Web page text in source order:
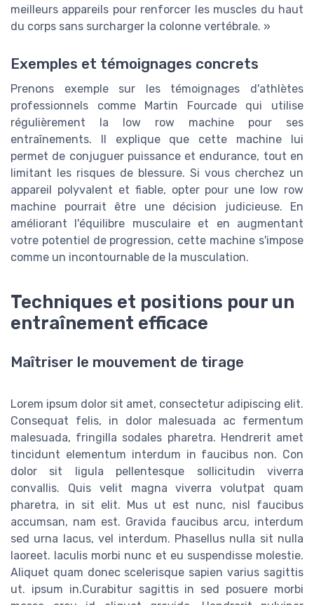
meilleurs appareils pour renforcer les muscles du haut
du corps sans surcharger la colonne vertébrale. »
Exemples et témoignages concrets
Prenons exemple sur les témoignages d'athlètes
professionnels comme Martin Fourcade qui utilise
régulièrement la low row machine pour ses
entraînements. Il explique que cette machine lui
permet de conjuguer puissance et endurance, tout en
limitant les risques de blessure. Si vous cherchez un
appareil polyvalent et fiable, opter pour une low row
machine pourrait être une décision judicieuse. En
améliorant l'équilibre musculaire et en augmentant
votre potentiel de progression, cette machine s'impose
comme un incontournable de la musculation.
Techniques et positions pour un
entraînement efficace
Maîtriser le mouvement de tirage
Lorem ipsum dolor sit amet, consectetur adipiscing elit.
Consequat felis, in dolor malesuada ac fermentum
malesuada, fringilla sodales pharetra. Hendrerit amet
tincidunt elementum interdum in faucibus non. Con
dolor sit ligula pellentesque sollicitudin viverra
convallis. Quis velit magna viverra volutpat quam
pharetra, in sit elit. Mus ut est nunc, nisl faucibus
accumsan, nam est. Gravida faucibus arcu, interdum
sed urna lacus, vel interdum. Phasellus nulla sit nulla
laoreet. Iaculis morbi nunc et eu suspendisse molestie.
Aliquet quam donec scelerisque sapien varius sagittis
ut. ipsum in.Curabitur sagittis in sed posuere morbi